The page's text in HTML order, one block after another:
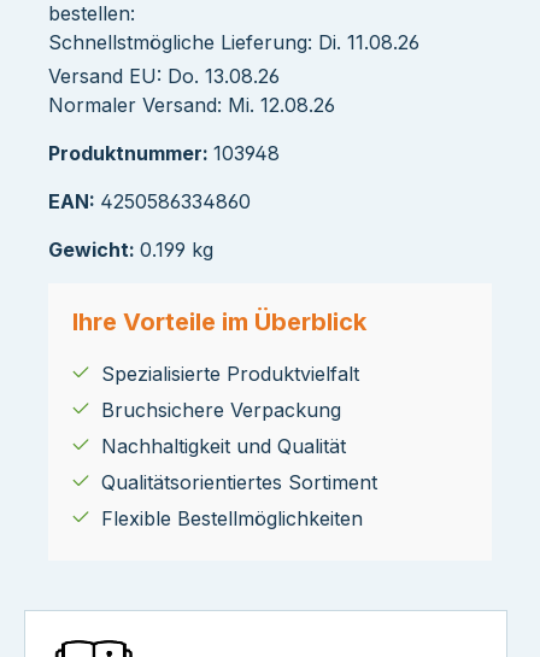
bestellen:
Schnellstmögliche Lieferung: Di. 11.08.26
Versand EU: Do. 13.08.26
Normaler Versand: Mi. 12.08.26
Produktnummer: 103948
EAN: 4250586334860
Gewicht: 0.199 kg
Ihre Vorteile im Überblick
Spezialisierte Produktvielfalt
Bruchsichere Verpackung
Nachhaltigkeit und Qualität
Qualitätsorientiertes Sortiment
Flexible Bestellmöglichkeiten